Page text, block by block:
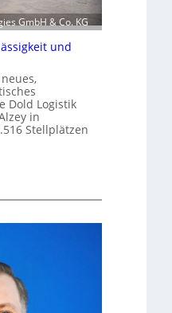
GmbH & Co. KG
und
Dold Logistik
in
Stellplätzen